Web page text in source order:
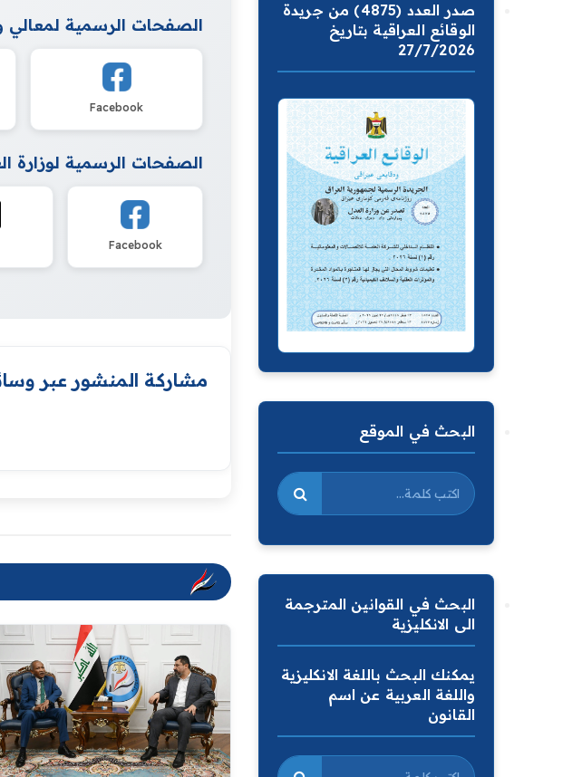
الصفحات الرسمية لمعالي
Facebook
الصفحات الرسمية لوزارة
Facebook
مشاركة المنشور عبر
صدر العدد (4875) من جريدة
الوقائع العراقية بتاريخ
27/7/2026
البحث في الموقع
البحث في القوانين المترجمة
الى الانكليزية
يمكنك البحث باللغة الانكليزية
واللغة العربية عن اسم
القانون